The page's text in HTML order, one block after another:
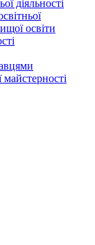
діяльності
освіти